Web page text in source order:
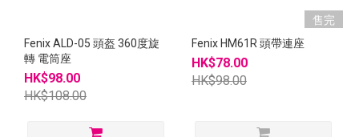
Fenix ALD-05 頭盔 360度旋
轉 電筒座
HK$98.00
HK$108.00
售完
Fenix HM61R 頭帶連座
HK$78.00
HK$98.00